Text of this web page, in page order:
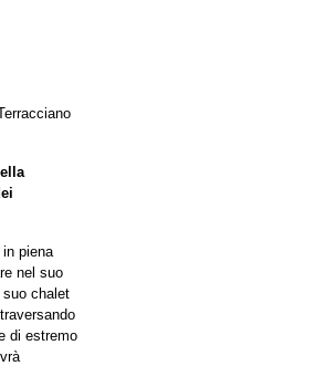
piena
nel suo
suo chalet
di estremo